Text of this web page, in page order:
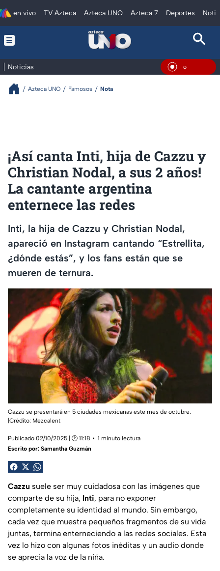
en vivo TV Azteca Azteca UNO Azteca 7 Deportes
Noticias En Vivo
Azteca UNO Famosos Nota
¡Así canta Inti, hija de Cazzu y
Christian Nodal, a sus 2 años!
La cantante argentina
enternece las redes
Inti, la hija de Cazzu y Christian Nodal,
apareció en Instagram cantando “Estrellita,
¿dónde estás”, y los fans están que se
mueren de ternura.
Cazzu se presentará en 5 ciudades mexicanas este mes de octubre.
|Crédito: Mezcalent
Publicado 02/10/2025 | 🕑 11:18
1 minuto lectura
Escrito por: Samantha Guzmán
Cazzu suele ser muy cuidadosa con las imágenes que
comparte de su hija, Inti, para no exponer
completamente su identidad al mundo. Sin embargo,
cada vez que muestra pequeños fragmentos de su vida
juntas, termina enterneciendo a las redes sociales. Esta
vez lo hizo con algunas fotos inéditas y un audio donde
se aprecia la voz de la niña.